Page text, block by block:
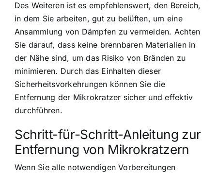
Des Weiteren ist es empfehlenswert, den Bereich,
in dem Sie arbeiten, gut zu belüften, um eine
Ansammlung von Dämpfen zu vermeiden. Achten
Sie darauf, dass keine brennbaren Materialien in
der Nähe sind, um das Risiko von Bränden zu
minimieren. Durch das Einhalten dieser
Sicherheitsvorkehrungen können Sie die
Entfernung der Mikrokratzer sicher und effektiv
durchführen.
Schritt-für-Schritt-Anleitung zur
Entfernung von Mikrokratzern
Wenn Sie alle notwendigen Vorbereitungen